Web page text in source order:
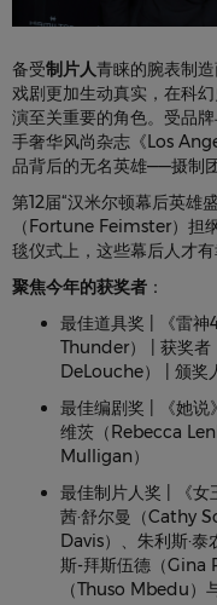
备受制片人青睐的腕表制
戏剧更加生动真实，在科
演至关重要的角色。受品
手奢华风尚杂志《Los
品背后的无名英雄——摄制
第12届“汉米尔顿幕后英雄
（Fortune Feimster）担
毯仪式上，这些幕后人才
聚焦今年的获奖者 ：
最佳道具奖 | 《雷
Thunder） | 获奖者
DeLouche） | 颁奖
最佳编剧奖 | 《她说
维茨（Rebecca
Mulligan）
最佳制片人奖 | 《
茜·舒尔曼（Cathy
Davis）、朱利斯·
斯-拜斯伍德（Gina
（Thuso Mbedu）